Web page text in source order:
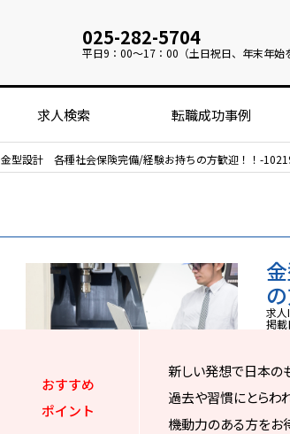
025-282-5704
平日9：00～17：00（土日祝日、年末年始
求人検索 転職成功事例
金型設計 各種社会保険完備/経験お持ちの方歓迎！！-
求
掲
おすすめ
ポイント
新しい発想で日本の
過去や習慣にとらわ
機動力のある方をお